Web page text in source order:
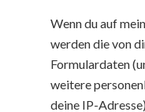
Wenn du auf
werden die von
Formulardaten
weitere
deine IP-